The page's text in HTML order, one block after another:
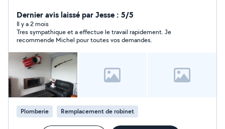
Dernier avis laissé par Jesse : 5/5
Il y a 2 mois
Tres sympathique et a effectue le travail rapidement. Je
recommende Michel pour toutes vos demandes.
Plomberie Remplacement de robinet